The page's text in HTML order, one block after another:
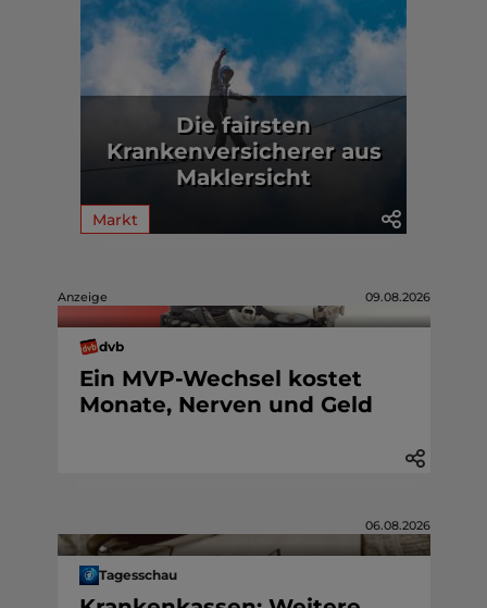
Die fairsten
Krankenversicherer aus
Maklersicht
Markt
Anzeige 09.08.2026
dvb
Ein MVP-Wechsel kostet
Monate, Nerven und Geld
06.08.2026
Tagesschau